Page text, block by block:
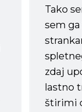
Tako
sem
zdaj
lastno
štirimi